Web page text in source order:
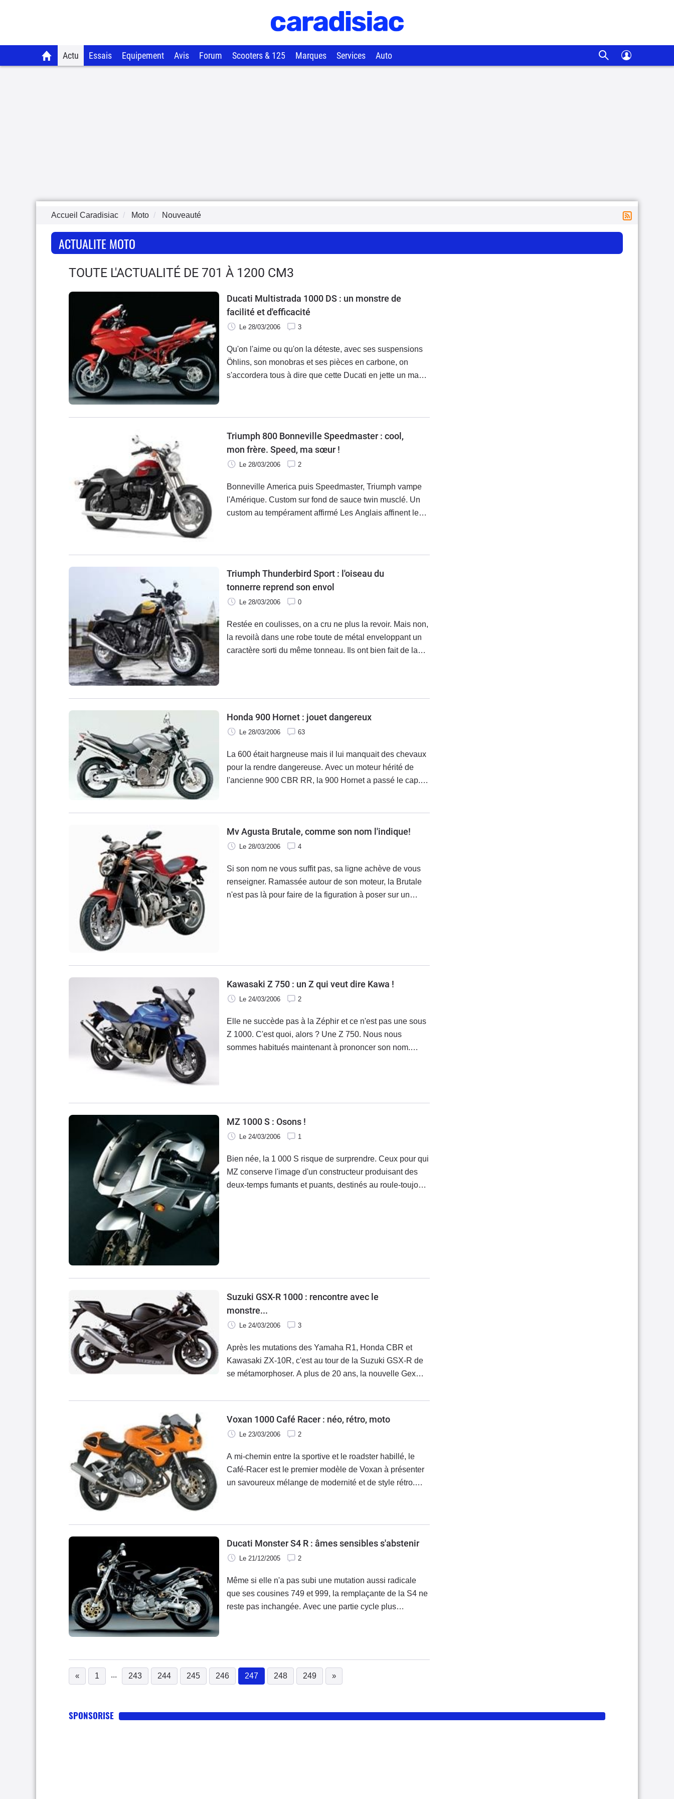
Actu Essais Equipement Avis Forum Scooters & 125 Marques Services Auto
Accueil Caradisiac Moto Nouveauté
ACTUALITE MOTO
TOUTE L'ACTUALITÉ DE 701 À 1200 CM3
Ducati Multistrada 1000 DS : un monstre de
facilité et d'efficacité
Le 28/03/2006 3
Qu'on l'aime ou qu'on la déteste, avec ses suspensions
Öhlins, son monobras et ses pièces en carbone, on
s'accordera tous à dire que cette Ducati en jette un max.
Triumph 800 Bonneville Speedmaster : cool,
mon frère. Speed, ma sœur !
Le 28/03/2006 2
Bonneville America puis Speedmaster, Triumph vampe
l'Amérique. Custom sur fond de sauce twin musclé. Un
custom au tempérament affirmé Les Anglais affinent leur
Triumph Thunderbird Sport : l'oiseau du
tonnerre reprend son envol
Le 28/03/2006 0
Restée en coulisses, on a cru ne plus la revoir. Mais non,
la revoilà dans une robe toute de métal enveloppant un
caractère sorti du même tonneau. Ils ont bien fait de la
Honda 900 Hornet : jouet dangereux
Le 28/03/2006 63
La 600 était hargneuse mais il lui manquait des chevaux
pour la rendre dangereuse. Avec un moteur hérité de
l'ancienne 900 CBR RR, la 900 Hornet a passé le cap.
Mv Agusta Brutale, comme son nom l'indique!
Le 28/03/2006 4
Si son nom ne vous suffit pas, sa ligne achève de vous
renseigner. Ramassée autour de son moteur, la Brutale
n'est pas là pour faire de la figuration à poser sur un
Kawasaki Z 750 : un Z qui veut dire Kawa !
Le 24/03/2006 2
Elle ne succède pas à la Zéphir et ce n'est pas une sous
Z 1000. C'est quoi, alors ? Une Z 750. Nous nous
sommes habitués maintenant à prononcer son nom.
MZ 1000 S : Osons !
Le 24/03/2006 1
Bien née, la 1 000 S risque de surprendre. Ceux pour qui
MZ conserve l'image d'un constructeur produisant des
deux-temps fumants et puants, destinés au roule-toujours
Suzuki GSX-R 1000 : rencontre avec le
monstre...
Le 24/03/2006 3
Après les mutations des Yamaha R1, Honda CBR et
Kawasaki ZX-10R, c'est au tour de la Suzuki GSX-R de
se métamorphoser. A plus de 20 ans, la nouvelle Gex
blanc que blanc. Chez Suzuki->[Suzuki], c'est la même
Voxan 1000 Café Racer : néo, rétro, moto
Le 23/03/2006 2
A mi-chemin entre la sportive et le roadster habillé, le
Café-Racer est le premier modèle de Voxan à présenter
un savoureux mélange de modernité et de style rétro.
Ducati Monster S4 R : âmes sensibles s'abstenir
Le 21/12/2005 2
Même si elle n'a pas subi une mutation aussi radicale
que ses cousines 749 et 999, la remplaçante de la S4 ne
reste pas inchangée. Avec une partie cycle plus
« 1 ... 243 244 245 246 247
(current)
248 249 »
SPONSORISE